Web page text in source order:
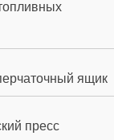
ящик
пресс